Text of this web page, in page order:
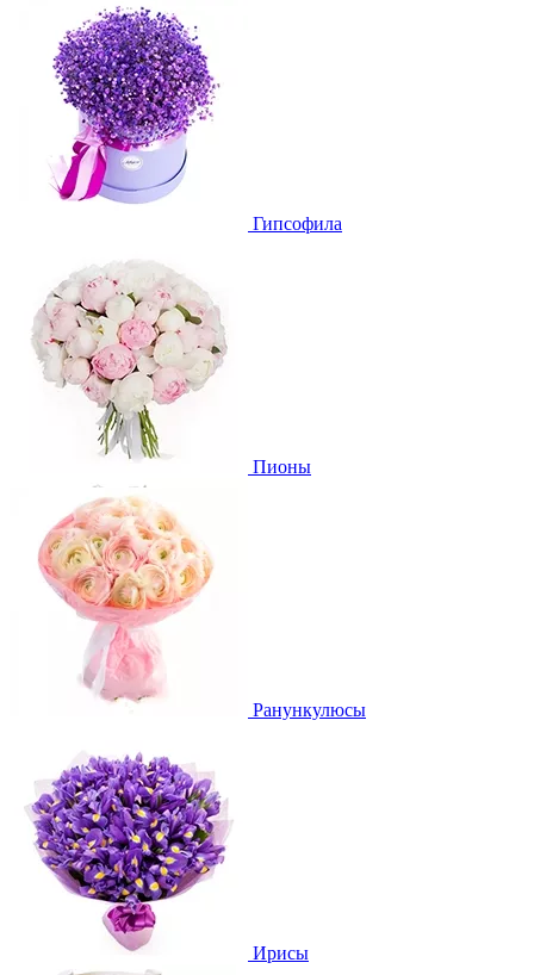
Гипсофила
Пионы
Ранункулюсы
Ирисы